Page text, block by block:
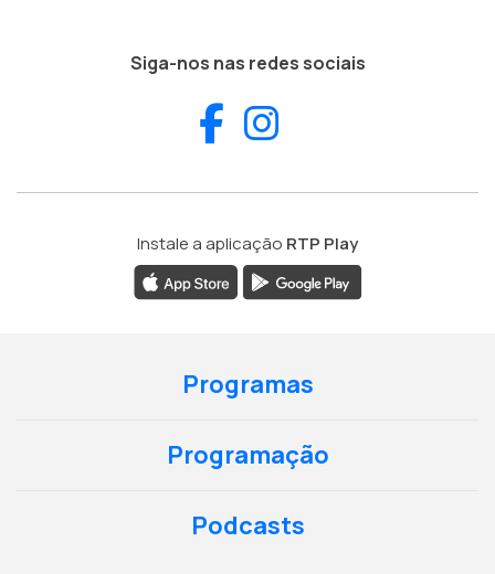
Siga-nos nas redes sociais
Facebook
Instale a aplicação RTP Play
Programas
Programação
Podcasts